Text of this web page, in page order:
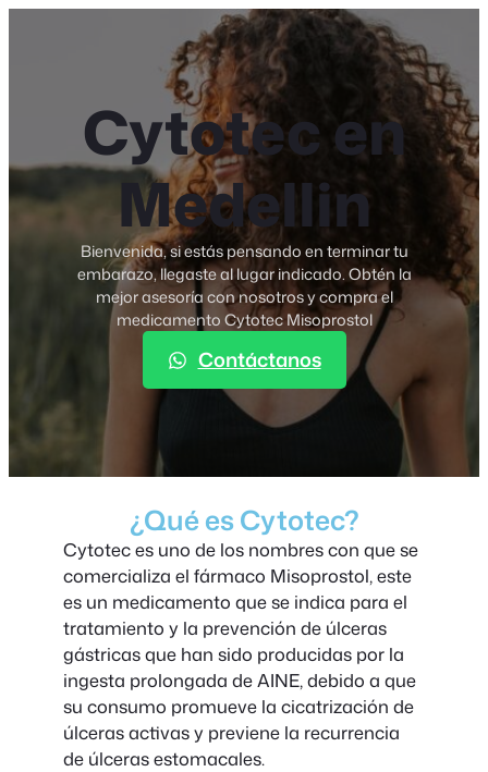
Cytotec Colombia
Cytotec en
Medellin
Bienvenida, si estás pensando en terminar tu
embarazo, llegaste al lugar indicado. Obtén la
mejor asesoría con nosotros y compra el
medicamento Cytotec Misoprostol
Contáctanos
¿Qué es Cytotec?
Cytotec es uno de los nombres con que se
comercializa el fármaco Misoprostol, este
es un medicamento que se indica para el
tratamiento y la prevención de úlceras
gástricas que han sido producidas por la
ingesta prolongada de AINE, debido a que
su consumo promueve la cicatrización de
úlceras activas y previene la recurrencia
de úlceras estomacales.